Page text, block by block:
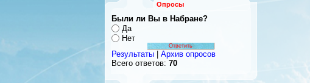
Опросы
Были ли Вы в Набране?
Да
Нет
Результаты
Архив опросов
Всего ответов: 70